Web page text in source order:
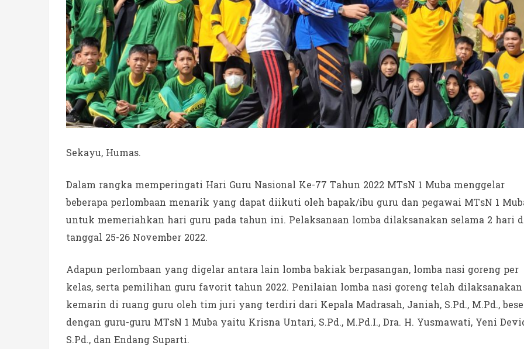
Sekayu, Humas.
Dalam rangka memperingati Hari Guru Nasional Ke-77 Tahun 2022 MTsN 1 Muba menggelar
beberapa perlombaan menarik yang dapat diikuti oleh bapak/ibu guru dan pegawai MTsN 1
untuk memeriahkan hari guru pada tahun ini. Pelaksanaan lomba dilaksanakan selama 2 hari
tanggal 25-26 November 2022.
Adapun perlombaan yang digelar antara lain lomba bakiak berpasangan, lomba nasi goreng per
kelas, serta pemilihan guru favorit tahun 2022. Penilaian lomba nasi goreng telah dilaksanakan
kemarin di ruang guru oleh tim juri yang terdiri dari Kepala Madrasah, Janiah, S.Pd., M.Pd.,
dengan guru-guru MTsN 1 Muba yaitu Krisna Untari, S.Pd., M.Pd.I., Dra. H. Yusmawati, Yeni
S.Pd., dan Endang Suparti.